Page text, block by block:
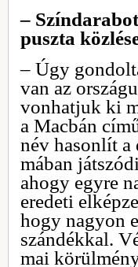
–
puszta
– Úgy
van az
vonhatjuk ki
a Macbán
név hasonlít a
mában
ahogy egyre
eredeti
hogy nagyon
szándékkal.
mai